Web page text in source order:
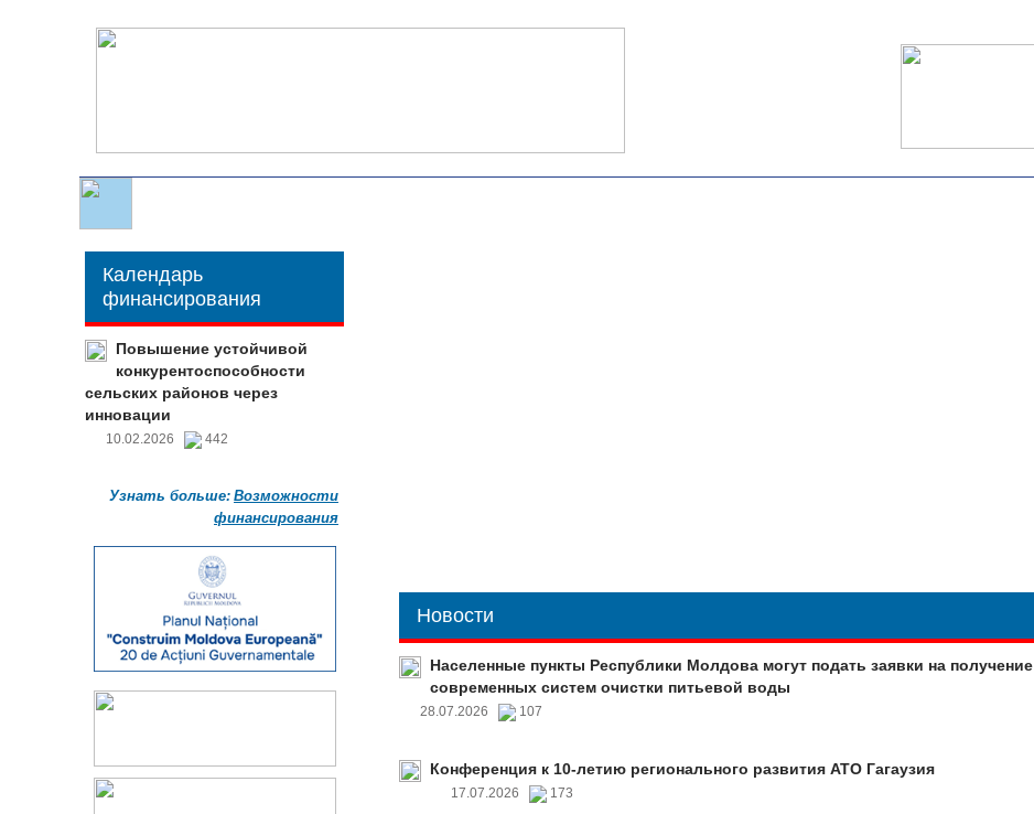
Календарь
финансирования
Повышение устойчивой
конкурентоспособности
сельских районов через
инновации
10.02.2026 442
Узнать больше: Возможности
финансирования
Новости
Населенные пункты Республики Молдова могут подать заявки на получение
современных систем очистки питьевой воды
28.07.2026 107
Конференция к 10-летию регионального развития АТО Гагаузия
17.07.2026 173